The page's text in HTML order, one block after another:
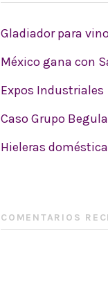
Gladiador para
México gana con
Expos Industriales
Caso Grupo Begula
Hieleras
COMENTARIOS